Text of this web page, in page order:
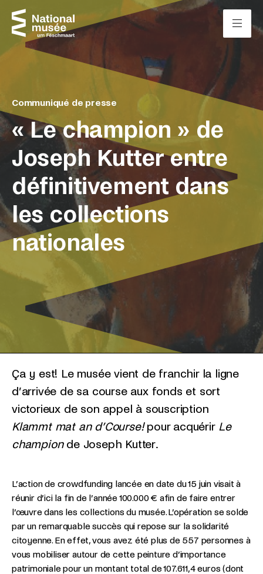
Passer directement au contenu
« Le champion » de
Joseph Kutter entre
définitivement dans
les collections
nationales
Communiqué de presse
Ça y est! Le musée vient de franchir la ligne
d’arrivée de sa course aux fonds et sort
victorieux de son appel à souscription
Klammt mat an d’Course!pour acquérirLe
champion de Joseph Kutter.
L’action de crowdfunding lancée en date du 15 juin visait à
réunir d’ici la fin de l’année 100.000 € afin de faire entrer
l’œuvre dans les collections du musée. L’opération se solde
par un remarquable succès qui repose sur la solidarité
citoyenne. En effet, vous avez été plus de 557 personnes à
vous mobiliser autour de cette peinture d’importance
patrimoniale pour un montant total de 107.611,4 euros (dont
Panneau de gestion des cookies